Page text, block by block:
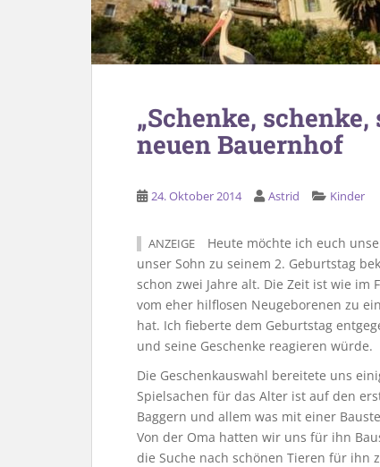
„Schenke,
neuen Bauernhof
24. Oktober 2014 Astrid Kinder
ANZEIGE
Heute möchte ich euch
unser Sohn zu seinem 2. Geburtstag
schon zwei Jahre alt. Die Zeit ist wie im
vom eher hilflosen Neugeborenen zu
hat. Ich fieberte dem Geburtstag
und seine Geschenke reagieren würde.
Die Geschenkauswahl bereitete uns
Spielsachen für das Alter ist auf den
Baggern und allem was mit einer
Von der Oma hatten wir uns für ihn
die Suche nach schönen Tieren für ihn